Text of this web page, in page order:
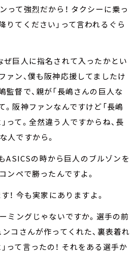
って強烈だから！ タクシーに乗っ
りてください」って言われるぐら
ぜ巨人に指名されて入ったかとい
ァン、僕も阪神応援してましたけ
監督で、親が「長嶋さんの巨人な
。阪神ファンなんですけど「長嶋
って。全然違う人ですからね、長
人ですから。
ASICSの時から巨人のブルゾンを
ンペで勝ったんですよ。
！ 今も実家にありますよ。
ミングじゃないですか。選手の前
ンコさんが作ってくれた、裏表着れ
って言ったの！ それをある選手か